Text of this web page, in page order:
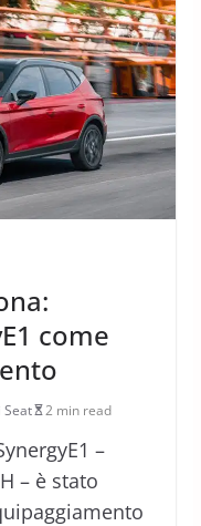
come
Seat 2 min read
–
– è stato